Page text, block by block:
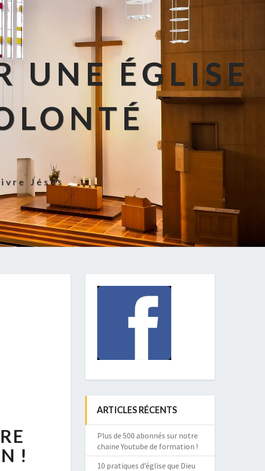
UNE ÉGLISE
Jésus
!
ARTICLES RÉCENTS
Plus de 500 abonnés sur notre
chaine Youtube de formation !
10 pratiques d’église que Dieu